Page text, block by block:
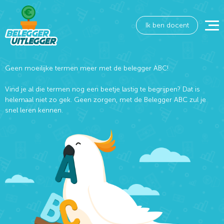
Ik ben docent
Geen moeilijke termen meer met de belegger ABC!
Vind je al die termen nog een beetje lastig te begrijpen? Dat is
helemaal niet zo gek. Geen zorgen, met de Belegger ABC zul je
snel leren kennen.
Wat wil je opzoeken?
Wil je graag de betekenis van een beleggingsterm